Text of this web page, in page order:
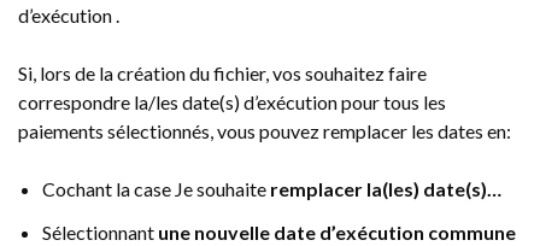
d’exécution .
Si, lors de la création du fichier, vos souhaitez faire
correspondre la/les date(s) d’exécution pour tous les
paiements sélectionnés, vous pouvez remplacer les dates en:
Cochant la case Je souhaite remplacer la(les) date(s)…
Sélectionnant une nouvelle date d’exécution commune